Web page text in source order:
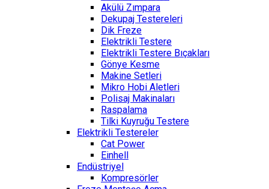
Akülü Zımpara
Dekupaj Testereleri
Dik Freze
Elektrikli Testere
Elektrikli Testere Bıçakları
Gönye Kesme
Makine Setleri
Mikro Hobi Aletleri
Polisaj Makinaları
Raspalama
Tilki Kuyruğu Testere
Elektrikli Testereler
Cat Power
Einhell
Endüstriyel
Kompresörler